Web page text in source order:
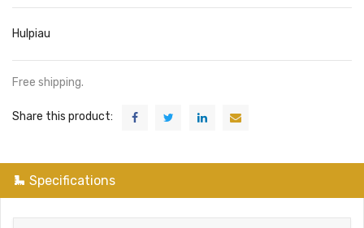
Hulpiau
Free shipping.
Share this product:
Specifications